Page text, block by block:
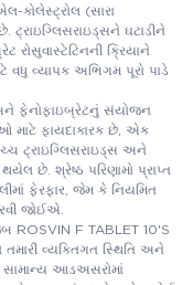
કોલેસ્ટ્રોલ (સારા
ટ્રાઇગ્લિસરાઇડ્સને ઘટાડીને
રોસુવાસ્ટેટિનની ક્રિયાને
વધુ વ્યાપક અભિગમ પૂરો પાડે
અને ફેનોફાઇબ્રેટનું સંયોજન
માટે ફાયદાકારક છે, એક
ટ્રાઇગ્લિસરાઇડ્સ અને
છે. શ્રેષ્ઠ પરિણામો પ્રાપ્ત
ફેરફાર, જેમ કે નિયમિત
જોઈએ.
ROSVIN F TABLET 10'S
વ્યક્તિગત સ્થિતિ અને
સામાન્ય આડઅસરોમાં